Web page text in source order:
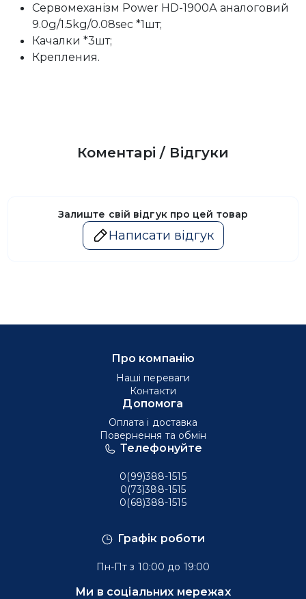
Сервомеханізм Power HD-1900А аналоговий
9.0g/1.5kg/0.08sec *1шт;
Качалки *3шт;
Крепления.
Коментарі / Відгуки
Залиште свій відгук про цей товар
Написати відгук
Графік роботи
Пн-Пт з 10:00 до 19:00
Ми в соціальних мережах
Телефонуйте
0(99)388-1515
0(73)388-1515
0(68)388-1515
Про компанію
Наші переваги
Контакти
Допомога
Оплата і доставка
Повернення та обмін